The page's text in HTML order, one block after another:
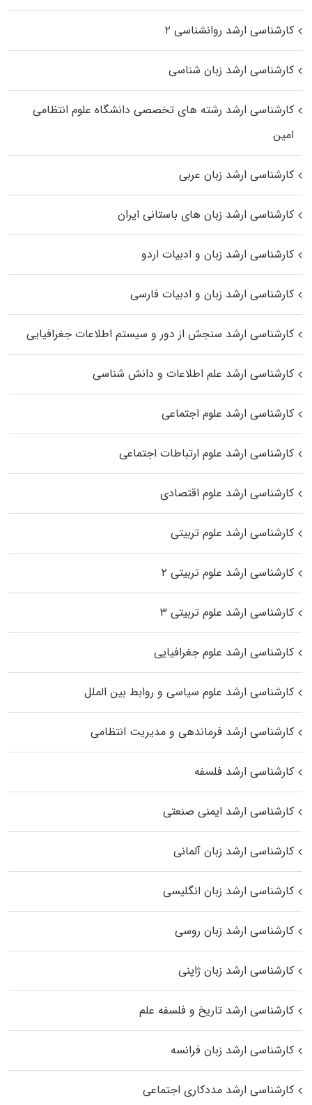
کارشناسی ارشد روانشناسی ۲
کارشناسی ارشد زبان شناسی
کارشناسی ارشد رﺷﺘﻪ ﻫﺎی تخصصی داﻧﺸﮕﺎه ﻋﻠﻮم انتظامی
اﻣﻴﻦ
کارشناسی ارشد زبان عربی
کارشناسی ارشد زبان‌ های باستانی ایران
کارشناسی ارشد زبان و ادبیات اردو
کارشناسی ارشد زبان و ادبیات فارسی
کارشناسی ارشد سنجش از دور و سیستم اطلاعات جغرافیایی
کارشناسی ارشد علم اطلاعات و دانش شناسی
کارشناسی ارشد علوم اجتماعی
کارشناسی ارشد علوم ارتباطات اجتماعی
کارشناسی ارشد علوم اقتصادی
کارشناسی ارشد علوم تربیتی
کارشناسی ارشد علوم تربیتی ۲
کارشناسی ارشد علوم تربیتی ۳
کارشناسی ارشد علوم جغرافیایی
کارشناسی ارشد علوم سیاسی و روابط بین الملل
کارشناسی ارشد فرماندهی و مدیریت انتظامی
کارشناسی ارشد فلسفه
کارشناسی ارشد ایمنی صنعتی
کارشناسی ارشد زبان آلمانی
کارشناسی ارشد زبان انگلیسی
کارشناسی ارشد زبان روسی
کارشناسی ارشد زبان ژاپنی
کارشناسی ارشد تاریخ و فلسفه علم
کارشناسی ارشد زبان فرانسه
کارشناسی ارشد مددکاری اجتماعی